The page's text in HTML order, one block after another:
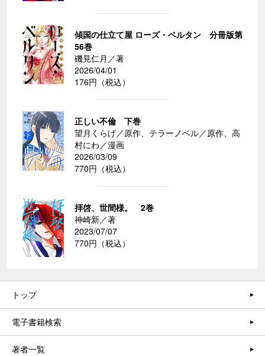
傾国の仕立て屋 ローズ・ベルタン 分冊版第
56巻
磯見仁月／著
2026/04/01
176円（税込）
正しい不倫 下巻
望月くらげ／原作、テラーノベル／原作、高
村にわ／漫画
2026/03/09
770円（税込）
拝啓、世間様。 2巻
神崎新／著
2023/07/07
770円（税込）
トップ
電子書籍検索
著者一覧